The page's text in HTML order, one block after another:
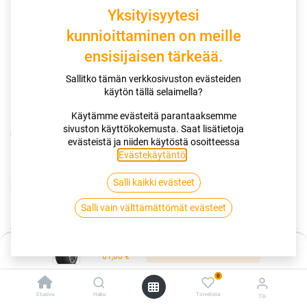
61,00€
Etusivu Haku
0
Toivelista Tili
Kauppa 175/65R14 86T NANKANG NA-1 XL
175/65R14 86T NANKANG NA-1 XL
Tuotekoodi:255126
Toimitusaika:3 arkipäivää
Asennuspalvelu
Yksityisyytesi
kunnioittaminen on meille
ensisijaisen tärkeää.
Sallitko tämän verkkosivuston evästeiden
käytön tällä selaimella?
Käytämme evästeitä parantaaksemme
sivuston käyttökokemusta. Saat lisätietoja
evästeistä ja niiden käytöstä osoitteessa
Evästekäytäntö
Salli kaikki evästeet
Salli vain välttämättömät evästeet